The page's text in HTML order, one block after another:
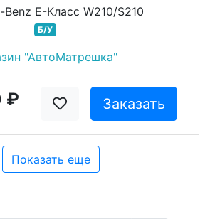
Benz E-Класс W210/S210
Б/У
"АвтоМатрешка"
₽ Заказать
Показать еще